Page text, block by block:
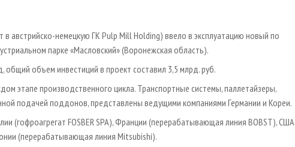
австрийско-немецкую ГК Pulp Mill Holding) ввело в эксплуатацию новый по
парке «Масловский» (Воронежская область).
общий объем инвестиций в проект составил 3,5 млрд. руб.
этапе производственного цикла. Транспортные системы, паллетайзеры,
подачей поддонов, представлены ведущими компаниями Германии и Кореи.
(гофроагрегат FOSBER SPA), Франции (перерабатывающая линия BOBST), США
(перерабатывающая линия Mitsubishi).